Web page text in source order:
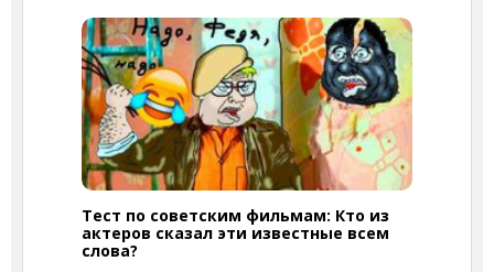
Тест по советским фильмам: Кто из
актеров сказал эти известные всем
слова?